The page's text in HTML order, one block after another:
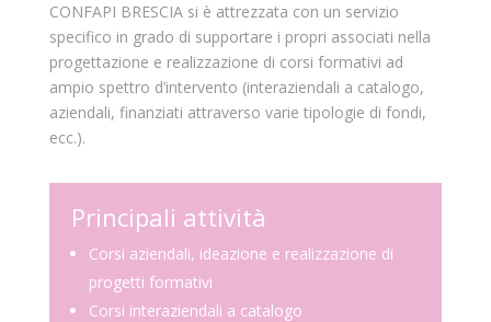
CONFAPI BRESCIA si è attrezzata con un servizio
specifico in grado di supportare i propri associati nella
progettazione e realizzazione di corsi formativi ad
ampio spettro d’intervento (interaziendali a catalogo,
aziendali, finanziati attraverso varie tipologie di fondi,
ecc.).
Principali attività
Corsi aziendali, ideazione e realizzazione di
progetti formativi
Corsi interaziendali a catalogo